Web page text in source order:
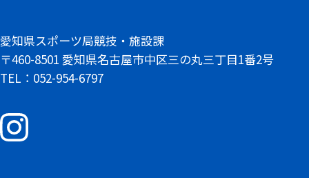
愛知県スポーツ局競技・施設課
〒460-8501 愛知県名古屋市中区三の丸三丁目1番2号
TEL：052-954-6797